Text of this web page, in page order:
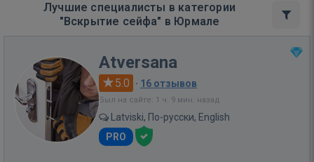
Лучшие специалисты в категории
"Вскрытие сейфа" в Юрмале
Atversana
5.0 · 16 отзывов
Был на сайте: 1 ч. 9 мин. назад
Latviski, По-русски, English
PRO